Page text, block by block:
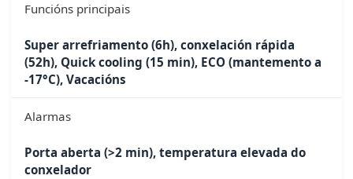
Funcións principais
Super arrefriamento (6h), conxelación rápida
(52h), Quick cooling (15 min), ECO (mantemento a
-17°C), Vacacións
Alarmas
Porta aberta (>2 min), temperatura elevada do
conxelador